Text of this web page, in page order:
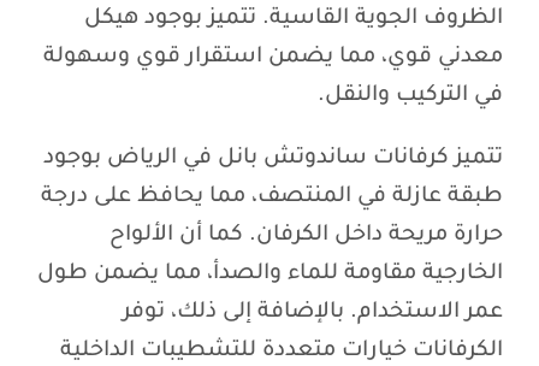
الظروف الجوية القاسية. تتميز بوجود هيكل
معدني قوي، مما يضمن استقرار قوي وسهولة
في التركيب والنقل.
تتميز كرفانات ساندوتش بانل في الرياض بوجود
طبقة عازلة في المنتصف، مما يحافظ على درجة
حرارة مريحة داخل الكرفان. كما أن الألواح
الخارجية مقاومة للماء والصدأ، مما يضمن طول
عمر الاستخدام. بالإضافة إلى ذلك، توفر
الكرفانات خيارات متعددة للتشطيبات الداخلية